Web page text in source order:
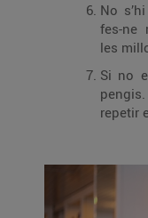
No
fes-ne
les
Si no
repetir